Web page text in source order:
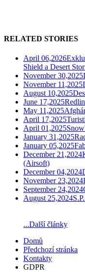
RELATED STORIES
April 06,2026
Shield a Desert
November 30,2025
November 11,2025
August 10,2025
June 17,2025
May 11,2025
April 17,2025
April 01,2025
January 31,2025
January 05,2025
December 21,2024
(Airsoft)
December 04,2024
November 23,2024
September 24,2024
August 25,2024
...Další články
Domů
Předchozí stránka
Kontakty
GDPR